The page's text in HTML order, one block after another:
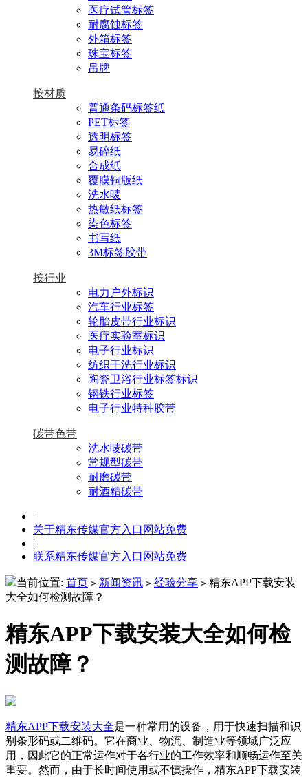
医疗试管标签
耐腐蚀标签
外箱标签
珠宝标签
吊牌
按材质
普通条码标签纸
PET标签
透明标签
易碎纸
合成纸
覆膜铜版纸
洗水唛
热敏纸标签
染色标签
书写纸
3M标签胶带
按行业
电力户外标识
汽车行业标签
轮胎皮带行业标识
医疗实验室标识
电子行业标识
纺织干洗行业标识
陶瓷卫浴行业标签标识
钢铁行业标签
电子行业特种胶带
碳带色带
洗水唛碳带
常规型碳带
耐磨碳带
耐酒精碳带
|
关于精东传媒官方入口网站免费
|
联系精东传媒官方入口网站免费
当前位置: 首页 > 新闻资讯 > 经验分享 > 精东APP下载安装
大全如何检测故障？
精东APP下载安装大全如何检
测故障？
精东APP下载安装大全是一种常用的设备，用于快速扫描和识
别条形码或二维码。它在商业、物流、制造业等领域广泛应
用，因此它的正常运作对于各行业的工作效率和顺畅运作至关
重要。然而，由于长时间使用或不慎操作，精东APP下载安装